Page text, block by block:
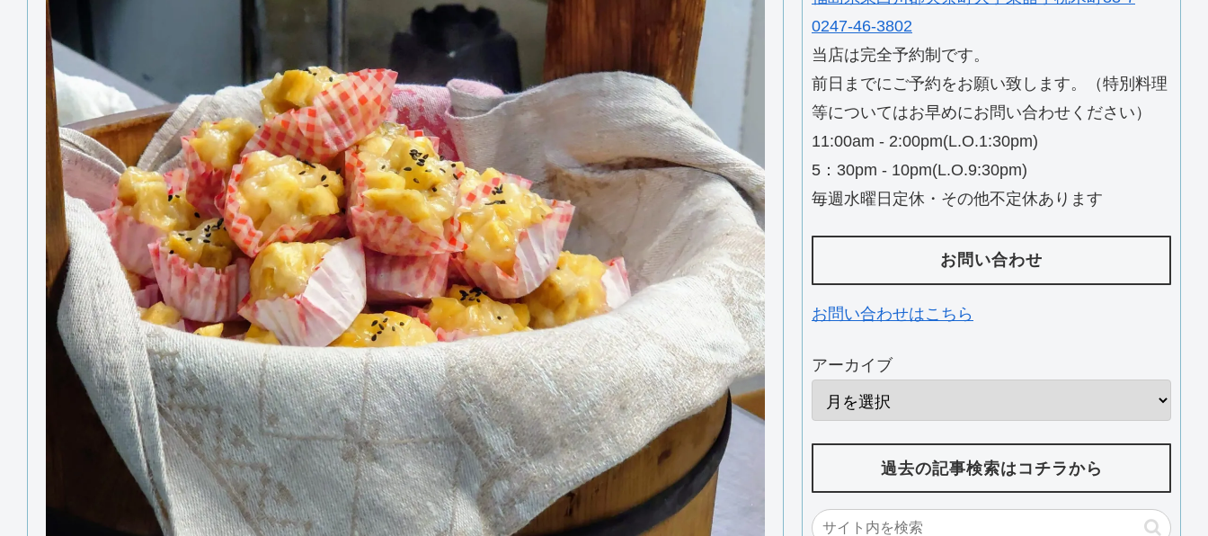
0247-46-3802
当店は完全予約制です。
前日までにご予約をお願い致します。（特別料理
等についてはお早めにお問い合わせください）
11:00am - 2:00pm(L.O.1:30pm)
5：30pm - 10pm(L.O.9:30pm)
毎週水曜日定休・その他不定休あります
お問い合わせ
お問い合わせはこちら
アーカイブ
過去の記事検索はコチラから